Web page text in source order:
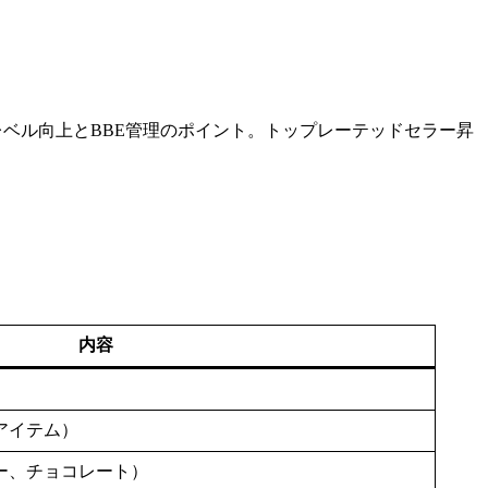
ル向上とBBE管理のポイント。トップレーテッドセラー昇
内容
テム）
チョコレート）